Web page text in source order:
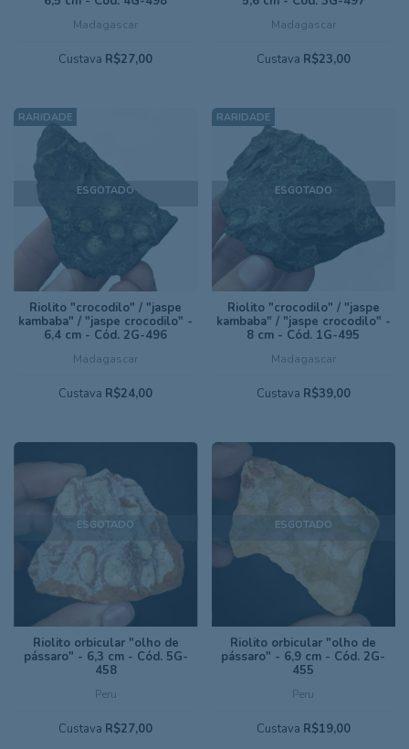
Madagascar
Custava R$27,00
Madagascar
Custava R$23,00
ESGOTADO
Madagascar
Riolito "crocodilo" / "jaspe
kambaba" / "jaspe crocodilo" -
6,4 cm - Cód. 2G-496
Custava R$24,00
ESGOTADO
Madagascar
Riolito "crocodilo" / "jaspe
kambaba" / "jaspe crocodilo" -
8 cm - Cód. 1G-495
Custava R$39,00
ESGOTADO
Peru
Riolito orbicular "olho de
pássaro" - 6,3 cm - Cód. 5G-
458
Custava R$27,00
ESGOTADO
Peru
Riolito orbicular "olho de
pássaro" - 6,9 cm - Cód. 2G-
455
Custava R$19,00